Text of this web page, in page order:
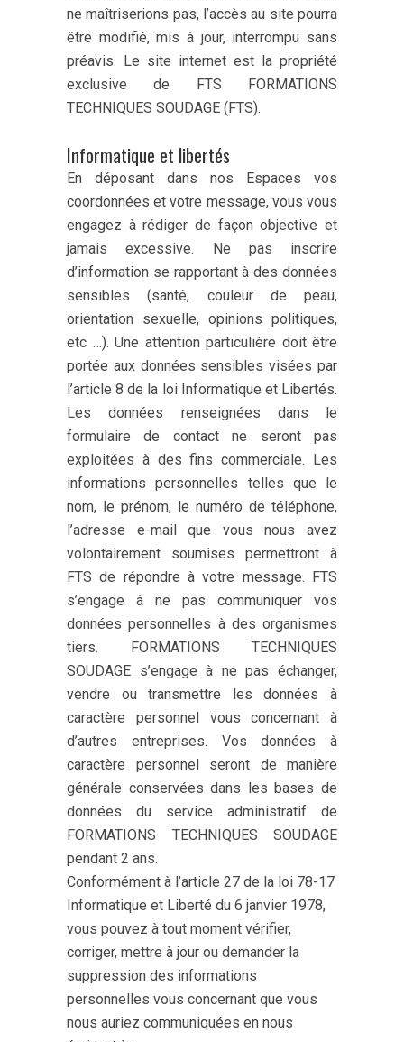
ne maîtriserions pas, l’accès au site pourra
être modifié, mis à jour, interrompu sans
préavis. Le site internet est la propriété
exclusive de FTS FORMATIONS
TECHNIQUES SOUDAGE (FTS).
Informatique et libertés
En déposant dans nos Espaces vos
coordonnées et votre message, vous vous
engagez à rédiger de façon objective et
jamais excessive. Ne pas inscrire
d’information se rapportant à des données
sensibles (santé, couleur de peau,
orientation sexuelle, opinions politiques,
etc …). Une attention particulière doit être
portée aux données sensibles visées par
l’article 8 de la loi Informatique et Libertés.
Les données renseignées dans le
formulaire de contact ne seront pas
exploitées à des fins commerciale. Les
informations personnelles telles que le
nom, le prénom, le numéro de téléphone,
l’adresse e-mail que vous nous avez
volontairement soumises permettront à
FTS de répondre à votre message. FTS
s’engage à ne pas communiquer vos
données personnelles à des organismes
tiers. FORMATIONS TECHNIQUES
SOUDAGE s’engage à ne pas échanger,
vendre ou transmettre les données à
caractère personnel vous concernant à
d’autres entreprises. Vos données à
caractère personnel seront de manière
générale conservées dans les bases de
données du service administratif de
FORMATIONS TECHNIQUES SOUDAGE
pendant 2 ans.
Conformément à l’article 27 de la loi 78-17
Informatique et Liberté du 6 janvier 1978,
vous pouvez à tout moment vérifier,
corriger, mettre à jour ou demander la
suppression des informations
personnelles vous concernant que vous
nous auriez communiquées en nous